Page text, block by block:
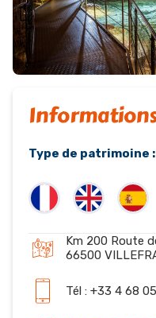
Type de patrimoine :
Km 200 Route
66500
Tél : +33 4 68